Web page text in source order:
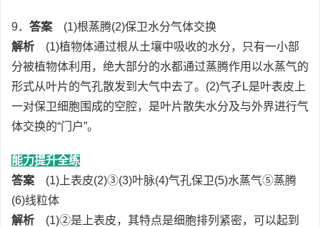
9． 答案 (1)根蒸腾(2)保卫水分气体交换
解析 (1)植物体通过根从土壤中吸收的水分，只有一小部
分被植物体利用，绝大部分的水都通过蒸腾作用以水蒸气的
形式从叶片的气孔散发到大气中去了。(2)气孑L是叶表皮上
一对保卫细胞围成的空腔，是叶片散失水分及与外界进行气
体交换的“门户”。
能力提升全练
答案 (1)上表皮(2)③(3)叶脉(4)气孔保卫(5)水蒸气⑤蒸腾
(6)线粒体
解析 (1)②是上表皮，其特点是细胞排列紧密，可以起到